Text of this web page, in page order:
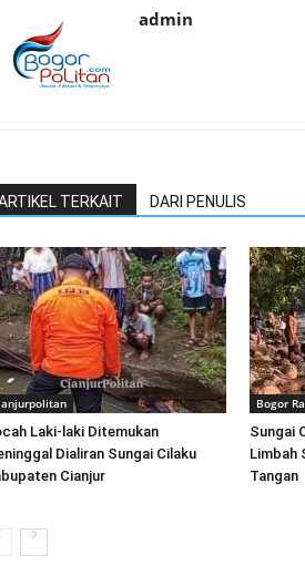
admin
TERKAIT DARI PENULIS
Laki-laki Ditemukan
Dialiran Sungai Cilaku
Cianjur
Bogor
Sungai
Limbah
Tangan